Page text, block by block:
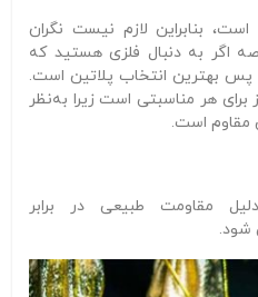
بنابراین لازم نیست نگران
اگر به دنبال فلزی هستید که
بهترین انتخاب پلاتین است.
برای هر مناسبتی است زیرا به‌نظر
مقاوم است.
مقاومت طبیعی در برابر
شود.